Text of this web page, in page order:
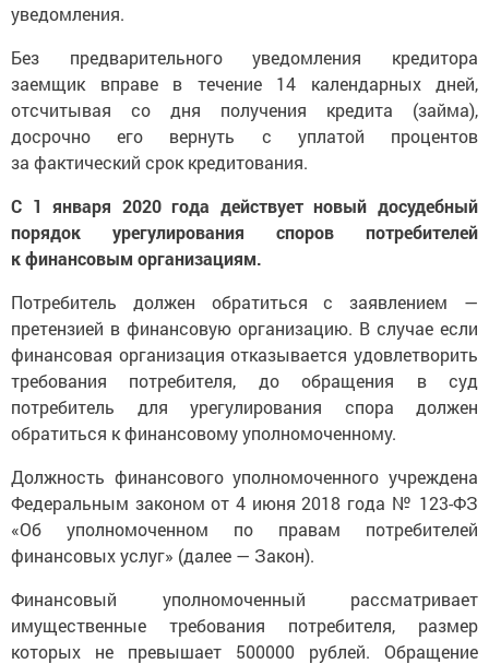
уведомления.
Без предварительного уведомления кредитора
заемщик вправе в течение 14 календарных дней,
отсчитывая со дня получения кредита (займа),
досрочно его вернуть с уплатой процентов
за фактический срок кредитования.
С 1 января 2020 года действует новый досудебный
порядок урегулирования споров потребителей
к финансовым организациям.
Потребитель должен обратиться с заявлением —
претензией в финансовую организацию. В случае если
финансовая организация отказывается удовлетворить
требования потребителя, до обращения в суд
потребитель для урегулирования спора должен
обратиться к финансовому уполномоченному.
Должность финансового уполномоченного учреждена
Федеральным законом от 4 июня 2018 года № 123-ФЗ
«Об уполномоченном по правам потребителей
финансовых услуг» (далее — Закон).
Финансовый уполномоченный рассматривает
имущественные требования потребителя, размер
которых не превышает 500000 рублей. Обращение